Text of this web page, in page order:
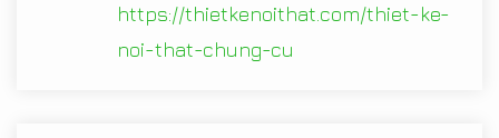
https://thietkenoithat.com/thiet-ke-
noi-that-chung-cu